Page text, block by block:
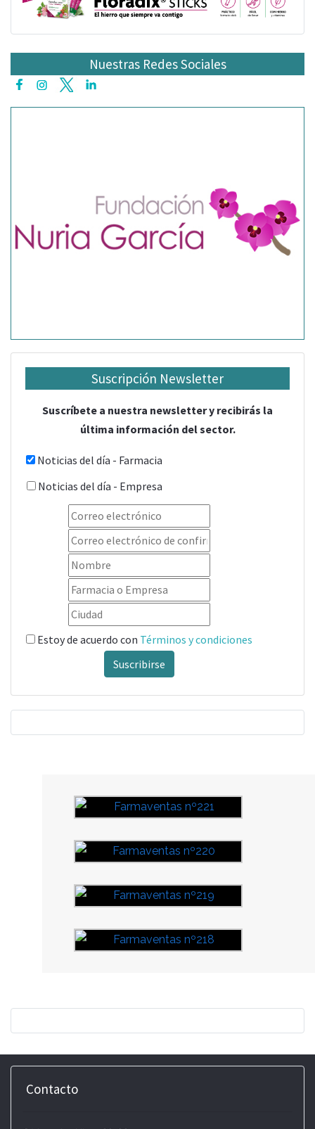
Nuestras Redes Sociales
Suscripción Newsletter
Suscríbete a nuestra newsletter y recibirás la
última información del sector.
Noticias del día - Farmacia
Noticias del día - Empresa
Estoy de acuerdo con Términos y condiciones
Suscribirse
Contacto